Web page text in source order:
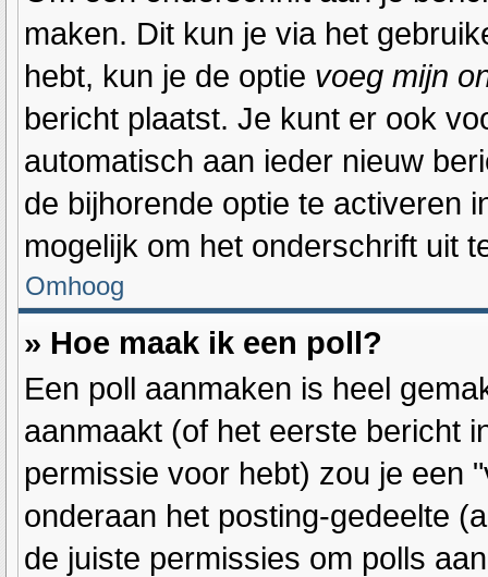
maken. Dit kun je via het
hebt, kun je de optie voeg mijn
bericht plaatst. Je kunt er ook
automatisch aan ieder nieuw
de bijhorende optie te activeren
mogelijk om het onderschrift uit
Omhoog
» Hoe maak ik een poll?
Een poll aanmaken is heel
aanmaakt (of het eerste bericht
permissie voor hebt) zou je een
onderaan het posting-gedeelte
de juiste permissies om polls